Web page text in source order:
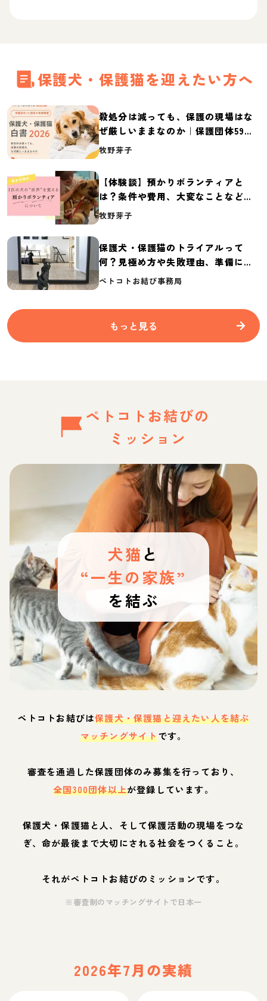
保護犬・保護猫を迎えたい方へ
殺処分は減っても、保護の現場はな
ぜ厳しいままなのか｜保護団体59団
体の実態調査【保護犬・保護猫白書
牧野芽子
【体験談】預かりボランティアと
は？条件や費用、大変なことなど紹
介
牧野芽子
保護犬・保護猫のトライアルって
何？見極め方や失敗理由、準備に必
要なものを紹介
ペトコトお結び事務局
もっと見る
ペトコトお結びの
ミッション
犬猫 と
“一生の家族”
を結ぶ
ペトコトお結びは保護犬・保護猫と迎えたい人を結ぶ
マッチングサイトです。
審査を通過した保護団体のみ募集を行っており、
全国300団体以上が登録しています。
保護犬・保護猫と人、そして保護活動の現場をつな
ぎ、命が最後まで大切にされる社会をつくること。
それがペトコトお結びのミッションです。
※審査制のマッチングサイトで日本一
2026年7月の実績